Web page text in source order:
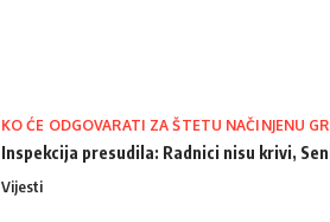
KO ĆE ODGOVARATI ZA ŠTETU NAČINJENU
Inspekcija presudila: Radnici nisu krivi,
Vijesti